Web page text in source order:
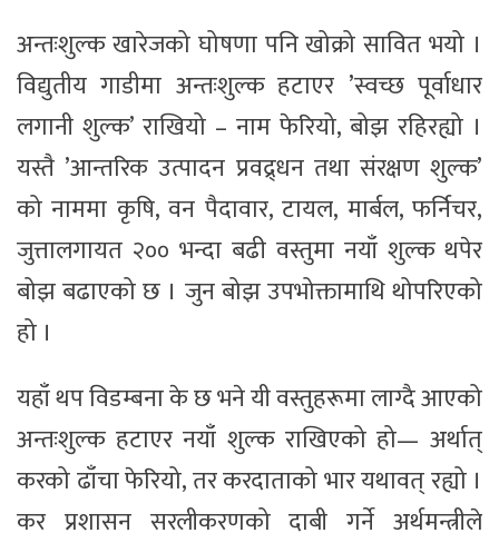
अन्तःशुल्क खारेजको घोषणा पनि खोक्रो सावित भयो ।
विद्युतीय गाडीमा अन्तःशुल्क हटाएर ’स्वच्छ पूर्वाधार
लगानी शुल्क’ राखियो – नाम फेरियो, बोझ रहिरह्यो ।
यस्तै ’आन्तरिक उत्पादन प्रवद्र्धन तथा संरक्षण शुल्क’
को नाममा कृषि, वन पैदावार, टायल, मार्बल, फर्निचर,
जुत्तालगायत २०० भन्दा बढी वस्तुमा नयाँ शुल्क थपेर
बोझ बढाएको छ । जुन बोझ उपभोक्तामाथि थोपरिएको
हो ।
यहाँ थप विडम्बना के छ भने यी वस्तुहरूमा लाग्दै आएको
अन्तःशुल्क हटाएर नयाँ शुल्क राखिएको हो— अर्थात्
करको ढाँचा फेरियो, तर करदाताको भार यथावत् रह्यो ।
कर प्रशासन सरलीकरणको दाबी गर्ने अर्थमन्त्रीले